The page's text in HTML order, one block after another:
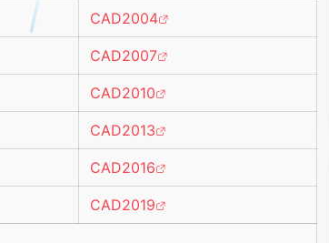
CAD2004
CAD2007
CAD2010
CAD2013
CAD2016
CAD2019